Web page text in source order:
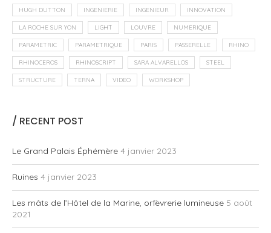
HUGH DUTTON INGENIERIE INGENIEUR INNOVATION
LA ROCHE SUR YON LIGHT LOUVRE NUMERIQUE
PARAMETRIC PARAMETRIQUE PARIS PASSERELLE RHINO
RHINOCEROS RHINOSCRIPT SARA ALVARELLOS STEEL
STRUCTURE TERNA VIDEO WORKSHOP
/ RECENT POST
Le Grand Palais Éphémère 4 janvier 2023
Ruines 4 janvier 2023
Les mâts de l’Hôtel de la Marine, orfèvrerie lumineuse 5 août
2021